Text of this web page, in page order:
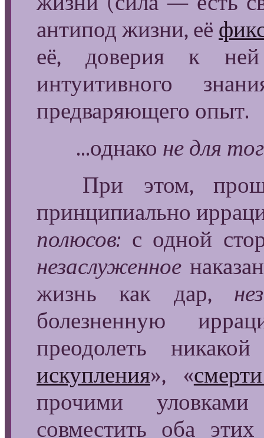
антипод жизни, её
её, доверия к
интуитивного
предваряющего опыт.
...однако не для
При этом, прошу
принципиально
полюсов: с одной
незаслуженное
жизнь как дар,
болезненную
преодолеть
искупления», «
прочими уловками
совместить оба